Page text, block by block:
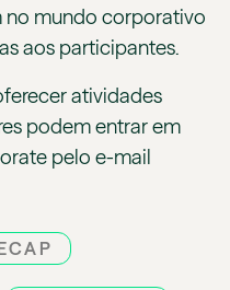
no mundo corporativo
aos participantes.
atividades
podem entrar em
pelo e-mail